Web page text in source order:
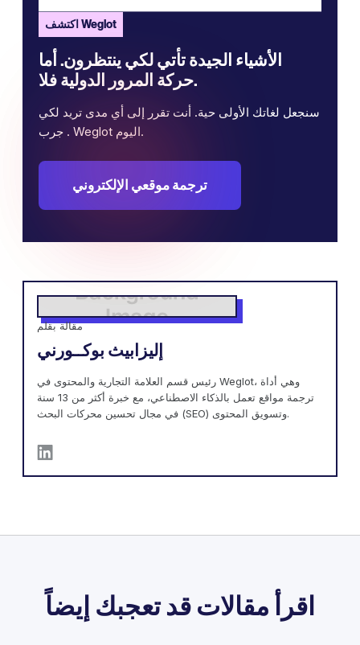
اكتشف Weglot
الأشياء الجيدة تأتي لكي ينتظرون. أما
حركة المرور الدولية فلا.
سنجعل لغاتك الأولى حية. أنت تقرر إلى أي مدى تريد لكي
. جرب Weglot اليوم.
ترجمة موقعي الإلكتروني
مقالة بقلم
إليزابيث بوكــورني
رئيس قسم العلامة التجارية والمحتوى في Weglot، وهي أداة
ترجمة مواقع تعمل بالذكاء الاصطناعي، مع خبرة أكثر من 13 سنة
في مجال تحسين محركات البحث (SEO) وتسويق المحتوى.
اقرأ مقالات قد تعجبك إيضاً